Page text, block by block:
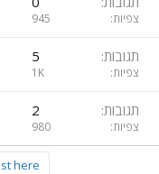
צפיות 945
תגובות 5
צפיות 1K
תגובות 2
צפיות 980
here.